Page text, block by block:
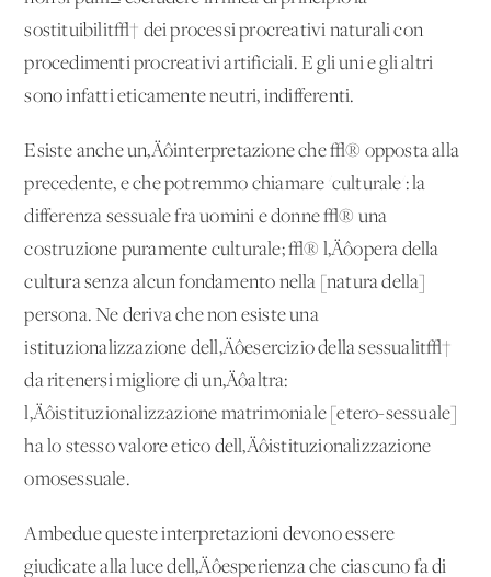
sostituibilit√† dei processi procreativi naturali con
procedimenti procreativi artificiali. E gli uni e gli altri
sono infatti eticamente neutri, indifferenti.
Esiste anche un‚Äôinterpretazione che √® opposta alla
precedente, e che potremmo chiamare 'culturale': la
differenza sessuale fra uomini e donne √® una
costruzione puramente culturale; √® l‚Äôopera della
cultura senza alcun fondamento nella [natura della]
persona. Ne deriva che non esiste una
istituzionalizzazione dell‚Äôesercizio della sessualit√†
da ritenersi migliore di un‚Äôaltra:
l‚Äôistituzionalizzazione matrimoniale [etero-sessuale]
ha lo stesso valore etico dell‚Äôistituzionalizzazione
omosessuale.
Ambedue queste interpretazioni devono essere
giudicate alla luce dell‚Äôesperienza che ciascuno fa di